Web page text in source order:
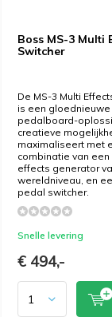
Boss MS-3 Multi
Switcher
De MS-3 Multi
is een gloednieuwe
pedalboard-
creatieve
maximaliseert met
combinatie van een
effects generator
wereldniveau, en
pedal switcher.
Snelle levering
€ 494,-